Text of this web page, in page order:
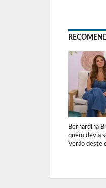
Bernardina
quem devia
Verão deste